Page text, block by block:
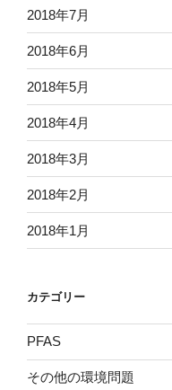
2018年7月
2018年6月
2018年5月
2018年4月
2018年3月
2018年2月
2018年1月
カテゴリー
PFAS
その他の環境問題